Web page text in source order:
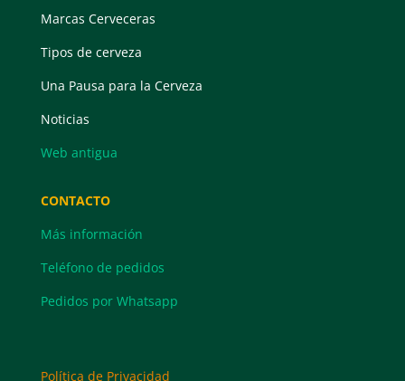
Marcas Cerveceras
Tipos de cerveza
Una Pausa para la Cerveza
Noticias
Web antigua
CONTACTO
Más información
Teléfono de pedidos
Pedidos por Whatsapp
Política de Privacidad